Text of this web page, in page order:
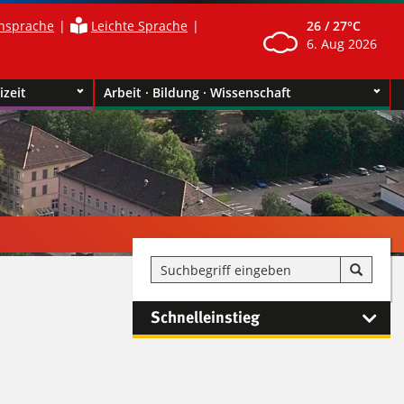
Leichte Sprache 26 / 27°C
6. Aug 2026
Arbeit · Bildung · Wissenschaft
Schnelleinstieg